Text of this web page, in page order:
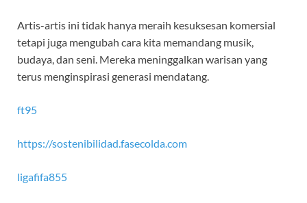
Artis-artis ini tidak hanya meraih kesuksesan komersial
tetapi juga mengubah cara kita memandang musik,
budaya, dan seni. Mereka meninggalkan warisan yang
terus menginspirasi generasi mendatang.
ft95
https://sostenibilidad.fasecolda.com
ligafifa855